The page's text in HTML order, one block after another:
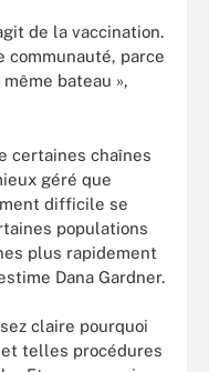
de la vaccination.
communauté, parce
bateau »,
certaines chaînes
géré que
difficile se
populations
plus rapidement
Dana Gardner.
claire pourquoi
telles procédures